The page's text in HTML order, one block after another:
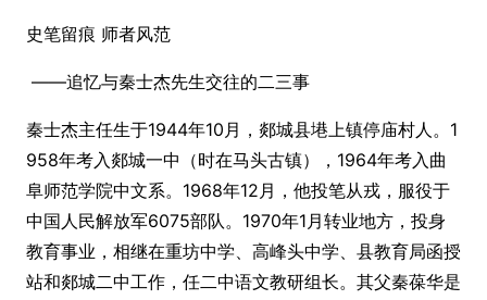
史笔留痕 师者风范
——追忆与秦士杰先生交往的二三事
秦士杰主任生于1944年10月，郯城县塂上镇停庙村人。1
958年考入郯城一中（时在马头古镇），1964年考入曲
阜师范学院中文系。1968年12月，他投笔从戎，服役于
中国人民解放军6075部队。1970年1月转业地方，投身
教育事业，相继在重坊中学、高峰头中学、县教育局函授
站和郯城二中工作，任二中语文教研组长。其父秦葆华是